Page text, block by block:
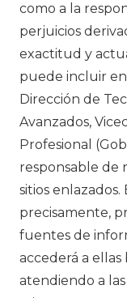
como a la
perjuicios
exactitud y
puede incluir
Dirección de
Avanzados,
Profesional
responsable de
sitios enlazados.
precisamente,
fuentes de
accederá a
atendiendo a